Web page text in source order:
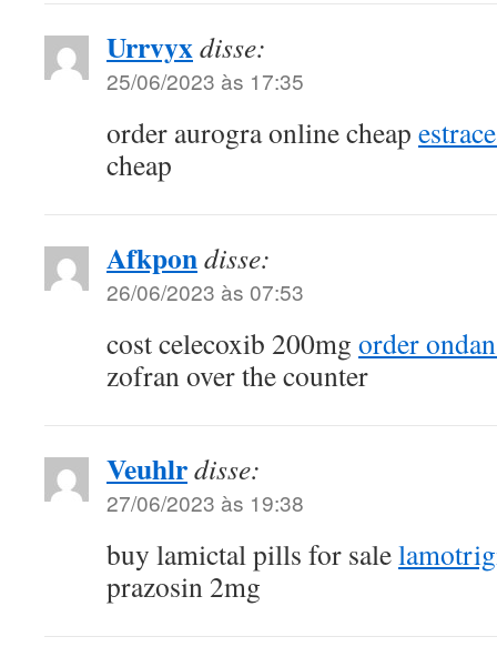
Urrvyxdisse:
25/06/2023 às 17:35
order aurogra online cheap
cheap
Afkpondisse:
26/06/2023 às 07:53
cost celecoxib 200mg order
zofran over the counter
Veuhlrdisse:
27/06/2023 às 19:38
buy lamictal pills for sale
prazosin 2mg